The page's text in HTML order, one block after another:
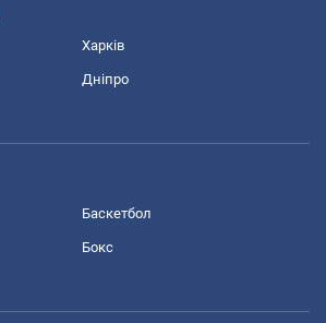
Харків
Дніпро
Баскетбол
Бокс